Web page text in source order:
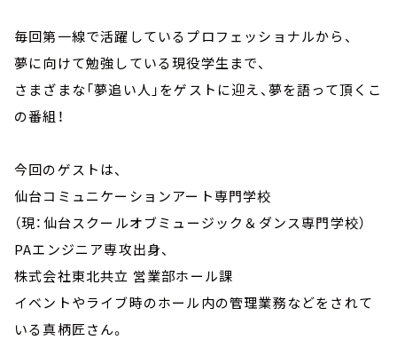
毎回第一線で活躍しているプロフェッショナルから、
夢に向けて勉強している現役学生まで、
さまざまな「夢追い人」をゲストに迎え、夢を語って頂くこ
の番組！
今回のゲストは、
仙台コミュニケーションアート専門学校
（現：仙台スクールオブミュージック＆ダンス専門学校）
PAエンジニア専攻出身、
株式会社東北共立 営業部ホール課
イベントやライブ時のホール内の管理業務などをされて
いる真柄匠さん。